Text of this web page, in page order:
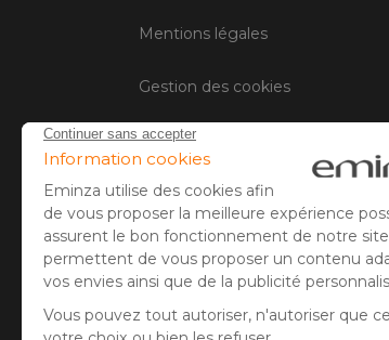
Mentions légales
Gestion des cookies
Avis client
Paiement sécurisé